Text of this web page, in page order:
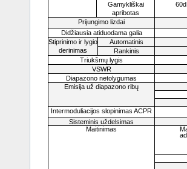
Gamykliškai
apribotas
Prijungimo lizdai
Didžiausia atiduodama galia
Stiprinimo ir lygio
derinimas
Automatinis
Rankinis
Triukšmų lygis
VSWR
Diapazono netolygumas
Emisija už diapazono ribų
Intermoduliacijos slopinimas ACPR
Sisteminis uždelsimas
Maitinimas